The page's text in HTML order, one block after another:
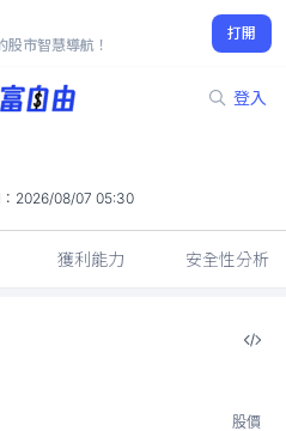
股市智慧導航！
打開
登入
2.2%
2026/08/07 05:30
獲利能力 安全性分析